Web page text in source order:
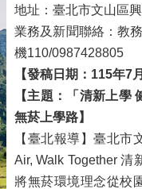
地址：臺北市文山區
業務及新聞聯絡：教
機110/0987428805
【發稿日期：115年7
【主題：「清新上
無菸上學路】
【臺北報導】臺北市
Air, Walk Together 清
將無菸環境理念從校